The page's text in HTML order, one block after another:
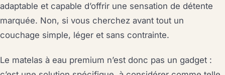
adaptable et capable d’offrir une sensation de détente
marquée. Non, si vous cherchez avant tout un
couchage simple, léger et sans contrainte.
Le matelas à eau premium n’est donc pas un gadget :